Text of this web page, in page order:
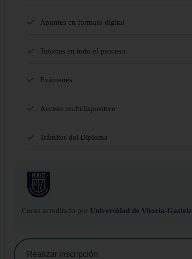
Apuntes en formato digital
Tutorias en todo el proceso
Exámenes
Acceso multidispositivo
Trámites del Diploma
Curso acreditado por Universidad de Vitoria-Gasteiz
Realizar inscripción